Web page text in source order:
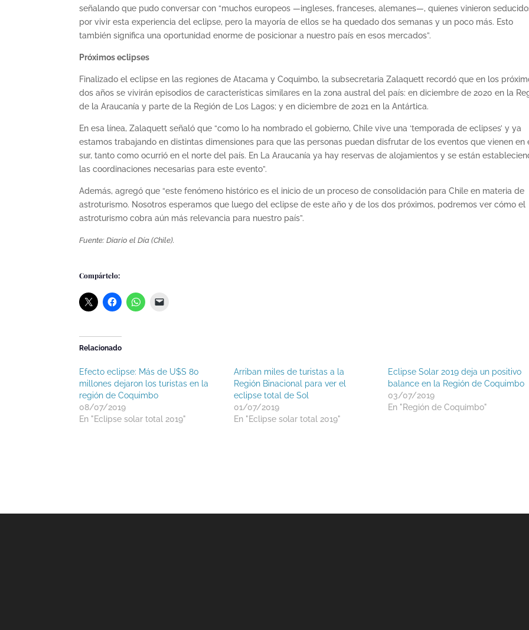
señalando que pudo conversar con “muchos europeos —ingleses, franceses, alemanes—, quienes vinieron
por vivir esta experiencia del eclipse, pero la mayoría de ellos se ha quedado dos semanas y un poco más. Esto
también significa una oportunidad enorme de posicionar a nuestro país en esos mercados”.
Próximos eclipses
Finalizado el eclipse en las regiones de Atacama y Coquimbo, la subsecretaria Zalaquett recordó que en los
dos años se vivirán episodios de características similares en la zona austral del país: en diciembre de 2020 en la
de la Araucanía y parte de la Región de Los Lagos; y en diciembre de 2021 en la Antártica.
En esa línea, Zalaquett señaló que “como lo ha nombrado el gobierno, Chile vive una ‘temporada de eclipses’ y ya
estamos trabajando en distintas dimensiones para que las personas puedan disfrutar de los eventos que vienen en
sur, tanto como ocurrió en el norte del país. En La Araucanía ya hay reservas de alojamientos y se están
las coordinaciones necesarias para este evento”.
Además, agregó que “este fenómeno histórico es el inicio de un proceso de consolidación para Chile en materia de
astroturismo. Nosotros esperamos que luego del eclipse de este año y de los dos próximos, podremos ver cómo el
astroturismo cobra aún más relevancia para nuestro país”.
Fuente: Diario el Día (Chile).
Compártelo:
Relacionado
Efecto eclipse: Más de U$S 80
millones dejaron los turistas en la
región de Coquimbo
08/07/2019
En "Eclipse solar total 2019"
Arriban miles de turistas a la
Región Binacional para ver el
eclipse total de Sol
01/07/2019
En "Eclipse solar total 2019"
Eclipse Solar 2019 deja un positivo
balance en la Región de Coquimbo
03/07/2019
En "Región de Coquimbo"